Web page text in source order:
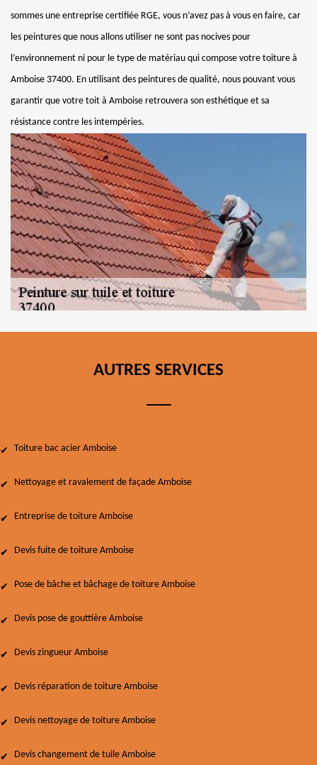
sommes une entreprise certifiée RGE, vous n’avez pas à vous en faire, car
les peintures que nous allons utiliser ne sont pas nocives pour
l’environnement ni pour le type de matériau qui compose votre toiture à
Amboise 37400. En utilisant des peintures de qualité, nous pouvant vous
garantir que votre toit à Amboise retrouvera son esthétique et sa
résistance contre les intempéries.
AUTRES SERVICES
Toiture bac acier Amboise
Nettoyage et ravalement de façade Amboise
Entreprise de toiture Amboise
Devis fuite de toiture Amboise
Pose de bâche et bâchage de toiture Amboise
Devis pose de gouttière Amboise
Devis zingueur Amboise
Devis réparation de toiture Amboise
Devis nettoyage de toiture Amboise
Devis changement de tuile Amboise